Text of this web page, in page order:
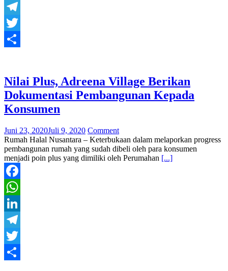
LinkedIn
Telegram
Twitter
Nilai Plus, Adreena Village Berikan
Dokumentasi Pembangunan Kepada
Konsumen
Juni 23, 2020Juli 9, 2020 Comment
Rumah Halal Nusantara – Keterbukaan dalam melaporkan progress
pembangunan rumah yang sudah dibeli oleh para konsumen
menjadi poin plus yang dimiliki oleh Perumahan [...]
Facebook
WhatsApp
LinkedIn
Telegram
Twitter